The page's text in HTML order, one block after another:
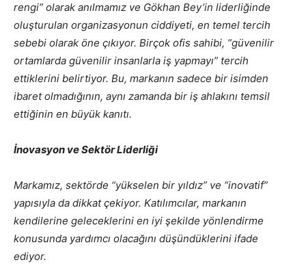
rengi” olarak anılmamız ve Gökhan Bey’in liderliğinde
oluşturulan organizasyonun ciddiyeti, en temel tercih
sebebi olarak öne çıkıyor. Birçok ofis sahibi, “güvenilir
ortamlarda güvenilir insanlarla iş yapmayı” tercih
ettiklerini belirtiyor. Bu, markanın sadece bir isimden
ibaret olmadığının, aynı zamanda bir iş ahlakını temsil
ettiğinin en büyük kanıtı.
İnovasyon ve Sektör Liderliği
Markamız, sektörde “yükselen bir yıldız” ve “inovatif”
yapısıyla da dikkat çekiyor. Katılımcılar, markanın
kendilerine geleceklerini en iyi şekilde yönlendirme
konusunda yardımcı olacağını düşündüklerini ifade
ediyor.